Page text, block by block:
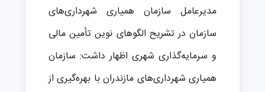
مدیرعامل سازمان همیاری شهرداری‌های
سازمان در تشریح الگوهای نوین تأمین مالی
و سرمایه‌گذاری شهری اظهار داشت: سازمان
همیاری شهرداری‌های مازندران با بهره‌گیری از